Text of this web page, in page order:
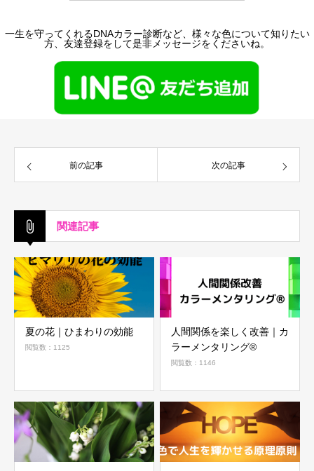
一生を守ってくれるDNAカラー診断など、様々な色について知りたい
方、友達登録をして是非メッセージをくださいね。
前の記事 次の記事
関連記事
夏の花｜ひまわりの効能
閲覧数：1125
人間関係を楽しく改善｜カ
ラーメンタリング®
閲覧数：1146